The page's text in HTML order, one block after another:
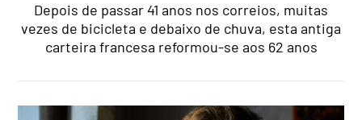
Depois de passar 41 anos nos correios, muitas
vezes de bicicleta e debaixo de chuva, esta antiga
carteira francesa reformou-se aos 62 anos